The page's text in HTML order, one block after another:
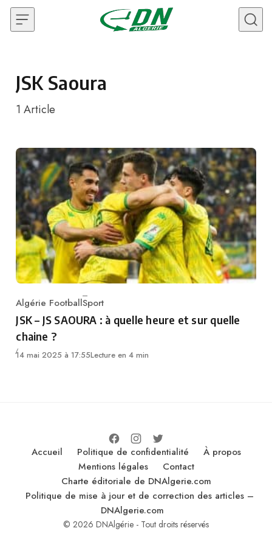
Skip to content
JSK Saoura
1 Article
Category
Algérie FootballSport
JSK – JS SAOURA : à quelle heure et sur quelle
chaine ?
14 mai 2025 à 17:55Lecture en 4 min
Accueil Politique de confidentialité
À propos
Mentions légales
Contact
Charte éditoriale de DNAlgerie.com
Politique de mise à jour et de correction des articles –
DNAlgerie.com
© 2026 DNAlgérie - Tout droits réservés